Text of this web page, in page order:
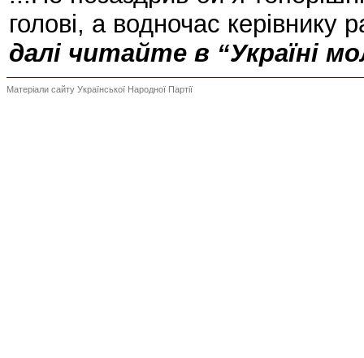
голові, а водночас
далі читайте в “Україні
Матеріали сайту Української Народної Партії